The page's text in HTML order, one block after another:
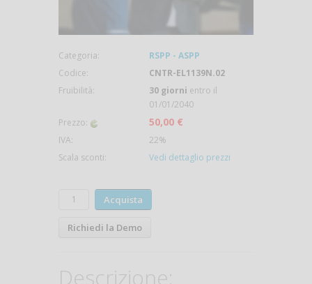
Categoria:
RSPP - ASPP
Codice:
CNTR-EL1139N.02
Fruibilità:
30 giorni entro il
01/01/2040
Prezzo:
50,00 €
IVA:
22%
Scala sconti:
Vedi dettaglio prezzi
Acquista
Richiedi la Demo
Descrizione: